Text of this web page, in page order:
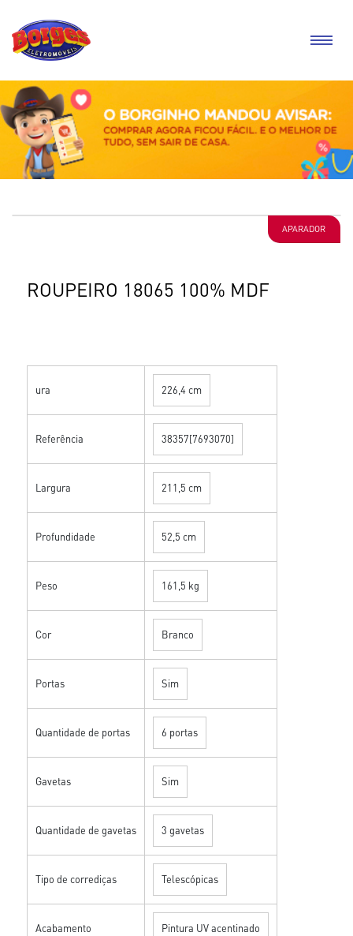
APARADOR
ROUPEIRO 18065 100% MDF
ura 226,4 cm
Referência 38357[7693070]
Largura 211,5 cm
Profundidade 52,5 cm
Peso 161,5 kg
Cor Branco
Portas Sim
Quantidade de portas 6 portas
Gavetas Sim
Quantidade de gavetas 3 gavetas
Tipo de corrediças Telescópicas
Acabamento Pintura UV acentinado